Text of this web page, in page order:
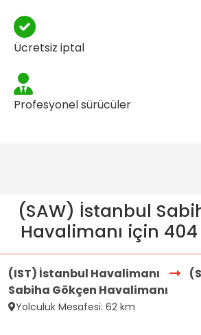
Ücretsiz iptal
Profesyonel sürücüler
(SAW) İstanbul
Havalimanı için
(IST) İstanbul Havalimanı
Sabiha Gökçen Havalimanı
Yolculuk Mesafesi: 62 km